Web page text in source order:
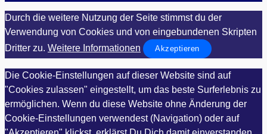
Durch die weitere Nutzung der Seite stimmst du der
Verwendung von Cookies und von eingebundenen Skripten
Dritter zu. Weitere Informationen Akzeptieren
Die Cookie-Einstellungen auf dieser Website sind auf
"Cookies zulassen" eingestellt, um das beste Surferlebnis zu
ermöglichen. Wenn du diese Website ohne Änderung der
Cookie-Einstellungen verwendest (Navigation) oder auf